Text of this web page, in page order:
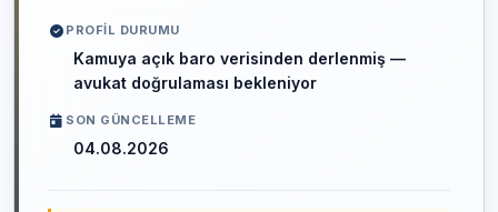
PROFIL DURUMU
Kamuya açık baro verisinden derlenmiş —
avukat doğrulaması bekleniyor
SON GÜNCELLEME
04.08.2026